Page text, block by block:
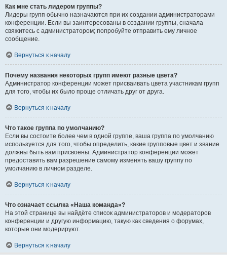
Как мне стать лидером группы?
Лидеры групп обычно назначаются при их создании администраторами
конференции. Если вы заинтересованы в создании группы, сначала
свяжитесь с администратором; попробуйте отправить ему личное
сообщение.
Вернуться к началу
Почему названия некоторых групп имеют разные цвета?
Администратор конференции может присваивать цвета участникам групп
для того, чтобы их было проще отличать друг от друга.
Вернуться к началу
Что такое группа по умолчанию?
Если вы состоите более чем в одной группе, ваша группа по умолчанию
используется для того, чтобы определить, какие групповые цвет и звание
должны быть вам присвоены. Администратор конференции может
предоставить вам разрешение самому изменять вашу группу по
умолчанию в личном разделе.
Вернуться к началу
Что означает ссылка «Наша команда»?
На этой странице вы найдёте список администраторов и модераторов
конференции и другую информацию, такую как сведения о форумах,
которые они модерируют.
Вернуться к началу